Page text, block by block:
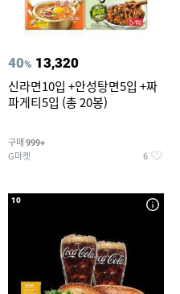
40% 13,320
신라면10입 +안성탕면5입 +짜
파게티5입 (총 20봉)
구매 999+
G마켓 6
10